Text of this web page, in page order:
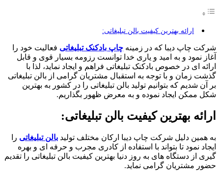
ارائه بهترین کیفیت بالن تبلیغاتی:
شرکت چاپ دیبا که در زمینه چاپ بادکنک تبلیغاتی فعالیت خود را
آغاز نمود و به امید و یاری خدا توانست رزومه بسیار قوی و قابل
ارائه ای در خصوص بادکنک تبلیغاتی فراهم و ایجاد نماید، لذا با
گذشت زمان و با توجه به استقبال مشتریان گرامی از بالن تبلیغاتی
بر آن شدیم که بتوانیم تولید بالن تبلیغاتی را در کشور به بهترین
شکل ممکن ایجاد نموده و به معرض ظهور بگذاریم.
ارائه بهترین کیفیت بالن تبلیغاتی:
به همین دلیل شرکت چاپ دیبا ارکان مختلف تولید بالن تبلیغاتی را
ایجاد نمود تا بتواند با استفاده از کادری مجرب و حرفه ای و بهره
گیری از دستگاه های به روز دنیا بهترین کیفیت بالن تبلیغاتی را تقدیم
حضور مشتریان گرامی نماید.